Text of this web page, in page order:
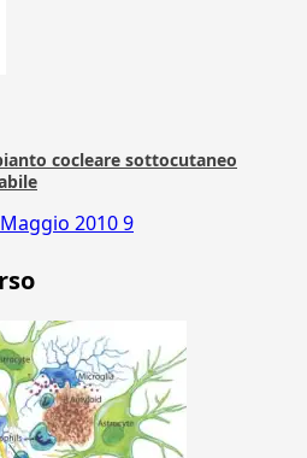
cocleare sottocutaneo
20109